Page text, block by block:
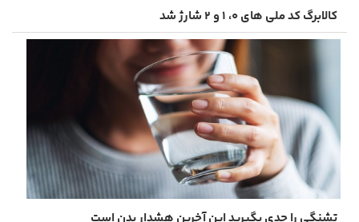
کالابرگ کد ملی های ۰، ۱ و ۲ شارژ شد